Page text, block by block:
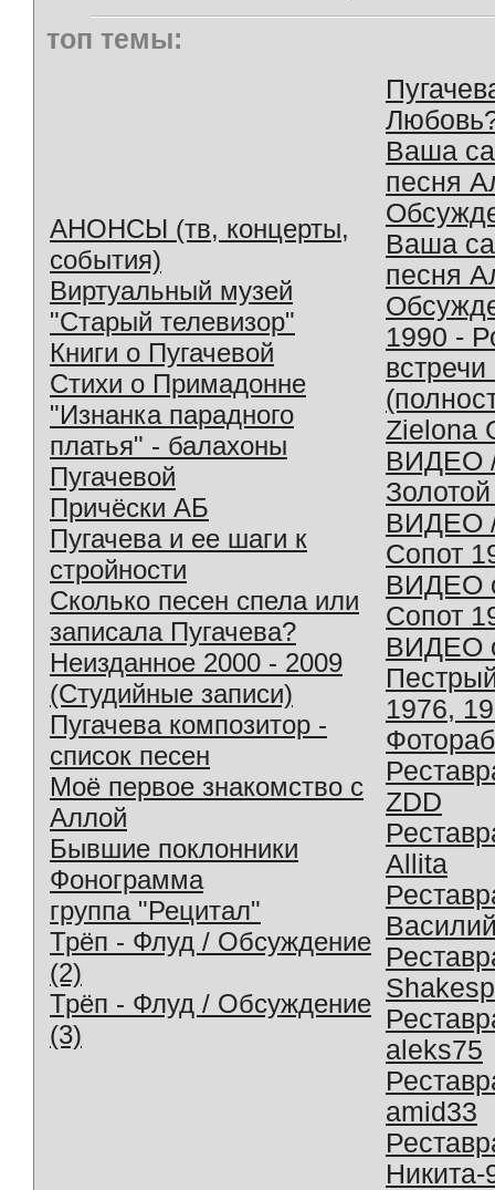
топ темы:
АНОНСЫ (тв, концерты,
события)
Виртуальный музей
"Старый телевизор"
Книги о Пугачевой
Стихи о Примадонне
"Изнанка парадного
платья" - балахоны
Пугачевой
Причёски АБ
Пугачева и ее шаги к
стройности
Сколько песен спела или
записала Пугачева?
Неизданное 2000 - 2009
(Студийные записи)
Пугачева композитор -
список песен
Моё первое знакомство с
Аллой
Бывшие поклонники
Фонограмма
группа "Рецитал"
Трёп - Флуд / Обсуждение
(2)
Трёп - Флуд / Обсуждение
(3)
Ваша
песня
Ваша
песня
1990 -
Zielona
ВИДЕО
ВИДЕО
Сопот
ВИДЕО
Сопот
ВИДЕО
1976,
ZDD
Allita
aleks75
amid33
Никита-